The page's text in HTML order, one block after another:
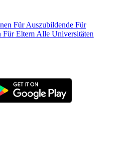
Für Auszubildende Für
Für Eltern Alle Universitäten